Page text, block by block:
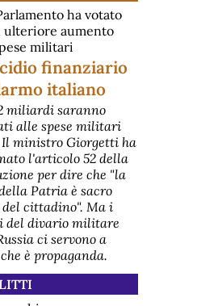
nel settore. A siglarlo
il segreta
Perché la Turchia
ai missili S400
avere gli F35
per cui la Turchia non può
i caccia
35 statunitensi e il
di difesa missilistica russo
di natura sia tecnologica
La questione ha
di Ankara dal
F-35 nel 2019 e,
i ten
Disarmo -
mensile
- Newsletter
www.peacelink.it/disarmo/
pubblicati dal 3
80 anni fa inizia la
ha votato
ulteriore aumento
militari
finanziario
italiano
miliardi saranno
alle spese militari
Il ministro Giorgetti ha
l'articolo 52 della
per dire che "la
Patria è sacro
del cittadino". Ma i
del divario militare
ci servono a
è propaganda.